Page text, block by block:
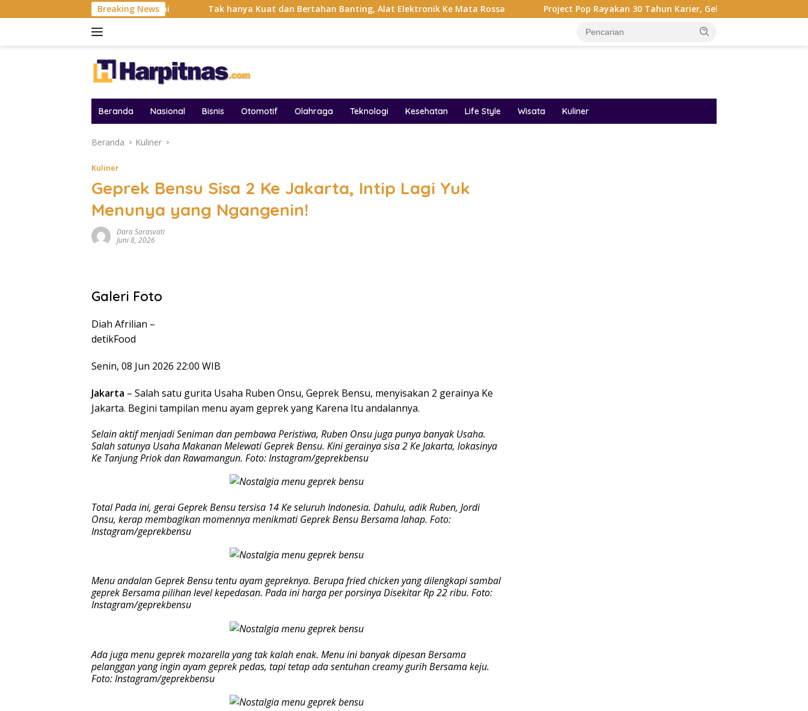
ke
Breaking News
Balas Dendam Dimulai Tak hanya Kuat dan Bertahan Banting, Alat Elektronik Ke Mata Rossa Project Pop Rayakan 30 Tahun Karier, Gelar Pertunjukan Musik Penuh
Beranda Nasional Bisnis Otomotif Olahraga Teknologi Kesehatan Life Style Wisata Kuliner
Beranda Kuliner
Kuliner
Geprek Bensu Sisa 2 Ke Jakarta, Intip Lagi Yuk
Menunya yang Ngangenin!
Dara Sarasvati
Juni 8, 2026
Galeri Foto
Diah Afrilian –
detikFood
Senin, 08 Jun 2026 22:00 WIB
Jakarta – Salah satu gurita Usaha Ruben Onsu, Geprek Bensu, menyisakan 2 gerainya Ke
Jakarta. Begini tampilan menu ayam geprek yang Karena Itu andalannya.
Selain aktif menjadi Seniman dan pembawa Peristiwa, Ruben Onsu juga punya banyak Usaha.
Salah satunya Usaha Makanan Melewati Geprek Bensu. Kini gerainya sisa 2 Ke Jakarta, lokasinya
Ke Tanjung Priok dan Rawamangun. Foto: Instagram/geprekbensu
Total Pada ini, gerai Geprek Bensu tersisa 14 Ke seluruh Indonesia. Dahulu, adik Ruben, Jordi
Onsu, kerap membagikan momennya menikmati Geprek Bensu Bersama lahap. Foto:
Instagram/geprekbensu
Menu andalan Geprek Bensu tentu ayam gepreknya. Berupa fried chicken yang dilengkapi sambal
geprek Bersama pilihan level kepedasan. Pada ini harga per porsinya Disekitar Rp 22 ribu. Foto:
Instagram/geprekbensu
Ada juga menu geprek mozarella yang tak kalah enak. Menu ini banyak dipesan Bersama
pelanggan yang ingin ayam geprek pedas, tapi tetap ada sentuhan creamy gurih Bersama keju.
Foto: Instagram/geprekbensu